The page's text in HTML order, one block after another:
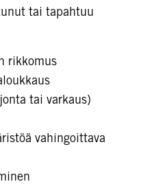
tai tapahtuu
rikkomus
tai varkaus)
vahingoittava